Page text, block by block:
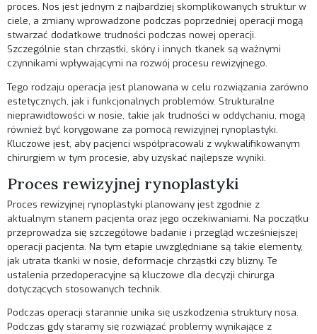
proces. Nos jest jednym z najbardziej skomplikowanych struktur w
ciele, a zmiany wprowadzone podczas poprzedniej operacji mogą
stwarzać dodatkowe trudności podczas nowej operacji.
Szczególnie stan chrząstki, skóry i innych tkanek są ważnymi
czynnikami wpływającymi na rozwój procesu rewizyjnego.
Tego rodzaju operacja jest planowana w celu rozwiązania zarówno
estetycznych, jak i funkcjonalnych problemów. Strukturalne
nieprawidłowości w nosie, takie jak trudności w oddychaniu, mogą
również być korygowane za pomocą rewizyjnej rynoplastyki.
Kluczowe jest, aby pacjenci współpracowali z wykwalifikowanym
chirurgiem w tym procesie, aby uzyskać najlepsze wyniki.
Proces rewizyjnej rynoplastyki
Proces rewizyjnej rynoplastyki planowany jest zgodnie z
aktualnym stanem pacjenta oraz jego oczekiwaniami. Na początku
przeprowadza się szczegółowe badanie i przegląd wcześniejszej
operacji pacjenta. Na tym etapie uwzględniane są takie elementy,
jak utrata tkanki w nosie, deformacje chrząstki czy blizny. Te
ustalenia przedoperacyjne są kluczowe dla decyzji chirurga
dotyczących stosowanych technik.
Podczas operacji starannie unika się uszkodzenia struktury nosa.
Podczas gdy staramy się rozwiązać problemy wynikające z